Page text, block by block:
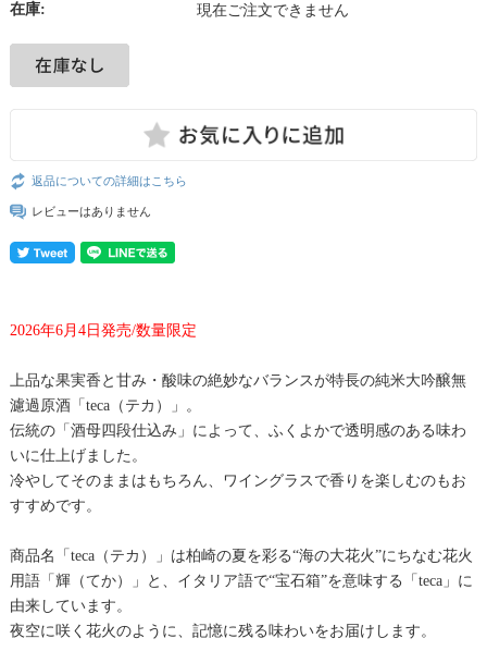
在庫: 現在ご注文できません
返品についての詳細はこちら
レビューはありません
2026年6月4日発売/数量限定
上品な果実香と甘み・酸味の絶妙なバランスが特長の純米大吟醸無
濾過原酒「teca（テカ）」。
伝統の「酒母四段仕込み」によって、ふくよかで透明感のある味わ
いに仕上げました。
冷やしてそのままはもちろん、ワイングラスで香りを楽しむのもお
すすめです。
商品名「teca（テカ）」は柏崎の夏を彩る“海の大花火”にちなむ花火
用語「輝（てか）」と、イタリア語で“宝石箱”を意味する「teca」に
由来しています。
夜空に咲く花火のように、記憶に残る味わいをお届けします。